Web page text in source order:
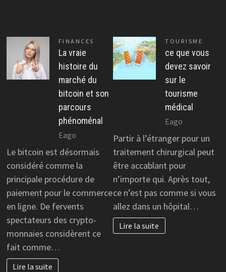
FINANCES
La vraie
histoire du
marché du
bitcoin et son
parcours
phénoménal
Eago
Le bitcoin est désormais
considéré comme la
principale procédure de
paiement pour le commerce
en ligne. De fervents
spectateurs des crypto-
monnaies considèrent ce
fait comme…
Lire la suite
TOURISME
ce que vous
devez savoir
sur le
tourisme
médical
Eago
Partir à l’étranger pour un
traitement chirurgical peut
être accablant pour
n’importe qui. Après tout,
ce n’est pas comme si vous
allez dans un hôpital…
Lire la suite